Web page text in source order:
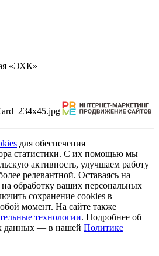
«ЭХК»
для обеспечения
статистики. С их помощью мы
активность, улучшаем работу
релевантной. Оставаясь на
на обработку ваших персональных
сохранение cookies в
момент. На сайте также
технологии. Подробнее об
данных — в нашей Политике